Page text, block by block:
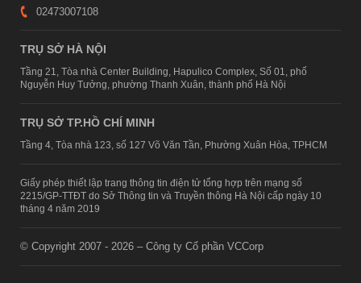
02473007108
TRỤ SỞ HÀ NỘI
Tầng 21, Tòa nhà Center Building, Hapulico Complex, Số 01, phố
Nguyễn Huy Tưởng, phường Thanh Xuân, thành phố Hà Nội
TRỤ SỞ TP.HỒ CHÍ MINH
Tầng 4, Tòa nhà 123, số 127 Võ Văn Tần, Phường Xuân Hòa, TPHCM
Giấy phép thiết lập trang thông tin điện tử tổng hợp trên mạng số
2215/GP-TTĐT do Sở Thông tin và Truyền thông Hà Nội cấp ngày 10
tháng 4 năm 2019
© Copyright 2007 - 2026 – Công ty Cổ phần VCCorp